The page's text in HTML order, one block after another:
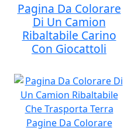
Pagina Da Colorare
Di Un Camion
Ribaltabile Carino
Con Giocattoli